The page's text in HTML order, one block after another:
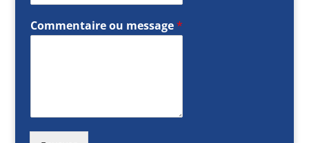
Commentaire ou message*